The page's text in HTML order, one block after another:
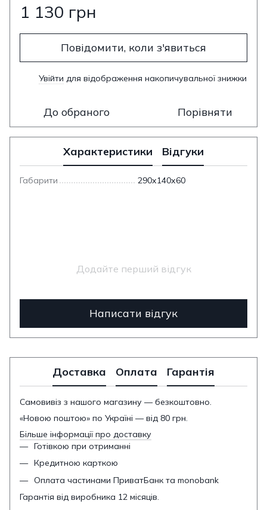
1 130 грн
Повідомити, коли з'явиться
Увійти для відображення накопичувальної знижки
До обраного Порівняти
Характеристики Відгуки
Габарити 290х140х60
Додайте перший відгук
Написати відгук
Доставка Оплата Гарантія
Самовивіз з нашого магазину — безкоштовно.
«Новою поштою» по Україні — від 80 грн.
Більше інформації про доставку
Готівкою при отриманні
Кредитною карткою
Оплата частинами ПриватБанк та monobank
Гарантія від виробника 12 місяців.